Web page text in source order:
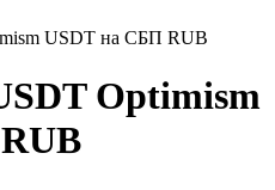
USDT на СБП RUB
Optimism